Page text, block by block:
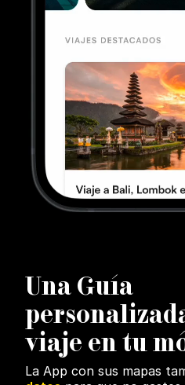
Una Guía
viaje en tu
La App con sus mapas